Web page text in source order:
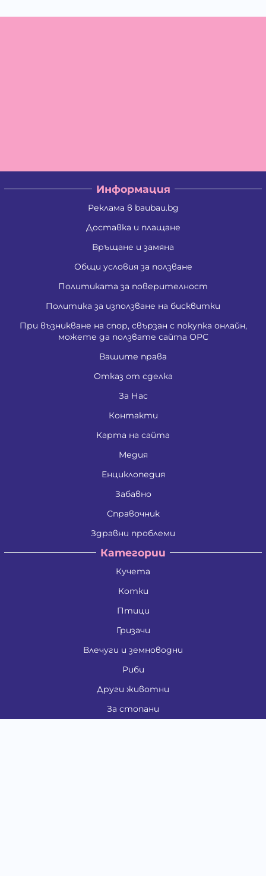
Информация
Реклама в baubau.bg
Доставка и плащане
Връщане и замяна
Общи условия за ползване
Политиката за поверителност
Политика за използване на бисквитки
При възникване на спор, свързан с покупка онлайн,
можете да ползвате сайта ОРС
Вашите права
Отказ от сделка
За Нас
Контакти
Карта на сайта
Медия
Енциклопедия
Забавно
Справочник
Здравни проблеми
Категории
Кучета
Котки
Птици
Гризачи
Влечуги и земноводни
Риби
Други животни
За стопани